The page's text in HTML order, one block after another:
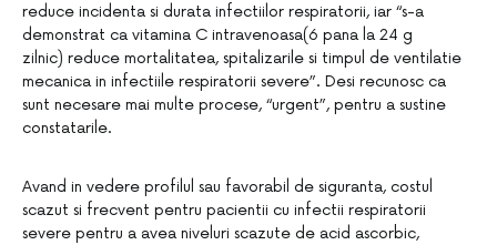
reduce incidenta si durata infectiilor respiratorii, iar “s-a
demonstrat ca vitamina C intravenoasa(6 pana la 24 g
zilnic) reduce mortalitatea, spitalizarile si timpul de ventilatie
mecanica in infectiile respiratorii severe”. Desi recunosc ca
sunt necesare mai multe procese, “urgent”, pentru a sustine
constatarile.
Avand in vedere profilul sau favorabil de siguranta, costul
scazut si frecvent pentru pacientii cu infectii respiratorii
severe pentru a avea niveluri scazute de acid ascorbic,